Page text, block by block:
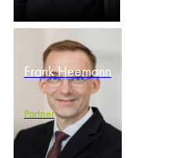
Frank Heemann
Partner